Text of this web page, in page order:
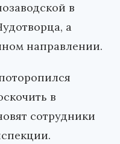
в
а
направлении.
в
сотрудники